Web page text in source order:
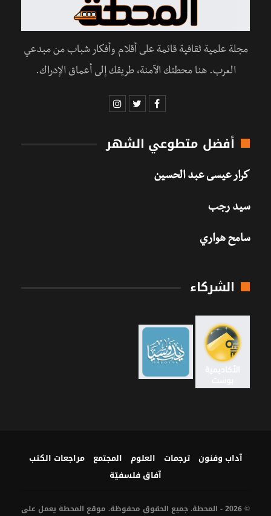
مجلة علمية ثقافية قائمة على أقلام وأفكار شباب من مبدعي
العرب. هنا محطتك الآمنة، طريقك إلى أعماق الإدراك.
أفضل متطوعي الشهر
كرار عيسى عبد الحسين
سيد رجب
سامح هواري
الشركاء
آداب وفنون ترجمات العلوم المجتمع
مراجعات الكتب
آفاق فلسفيّة‎
© 2026 - المحطة. جميع الحقوق محفوظة. موقع المحطة يعمل على